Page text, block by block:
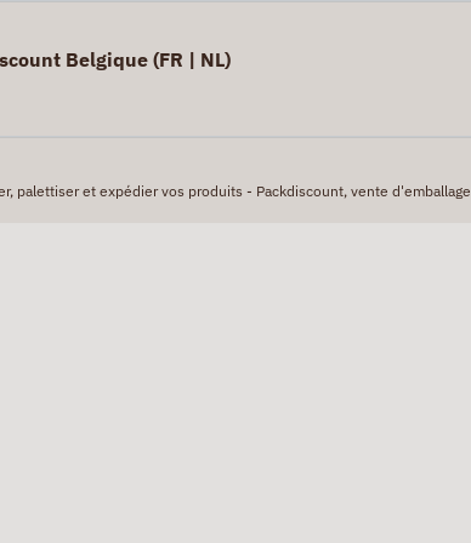
Belgique (FR | NL)
palettiser et expédier vos produits - Packdiscount, vente